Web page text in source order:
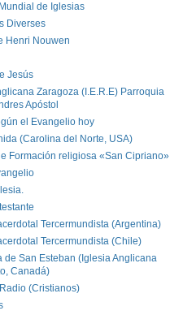
de Iglesias
Diverses
Henri Nouwen
Jesús
Zaragoza (I.E.R.E) Parroquia
Apóstol
el Evangelio hoy
(Carolina del Norte, USA)
Formación religiosa «San Cipriano»
Tercermundista (Argentina)
Tercermundista (Chile)
de San Esteban (Iglesia Anglicana
Canadá)
(Cristianos)